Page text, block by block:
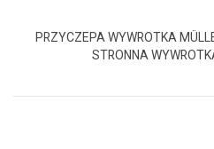
PRZYCZEPA WYWROTKA
STRONNA